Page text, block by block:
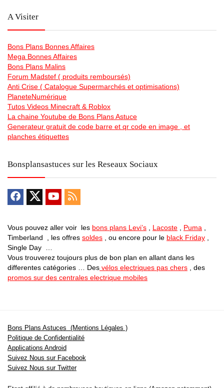
A Visiter
Bons Plans Bonnes Affaires
Mega Bonnes Affaires
Bons Plans Malins
Forum Madstef ( produits remboursés)
Anti Crise ( Catalogue Supermarchés et optimisations)
PlaneteNumérique
Tutos Videos Minecraft & Roblox
La chaine Youtube de Bons Plans Astuce
Generateur gratuit de code barre et qr code en image , et
planches étiquettes
Bonsplansastuces sur les Reseaux Sociaux
Vous pouvez aller voir les bons plans Levi’s Lacoste Puma
Timberland , les offres soldes , ou encore pour le black Friday
Single Day …
Vous trouverez toujours plus de bon plan en allant dans les
differentes catégories … Des vélos electriques pas chers , des
promos sur des centrales electrique mobiles
Bons Plans Astuces (Mentions Légales )
Politique de Confidentialité
Applications Android
Suivez Nous sur Facebook
Suivez Nous sur Twitter